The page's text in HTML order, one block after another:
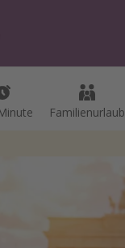
Familienurlaub